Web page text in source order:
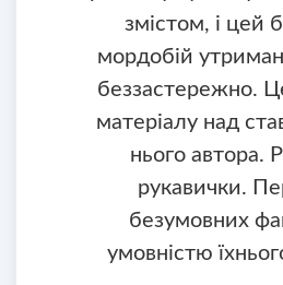
змістом, і цей
мордобій
беззастережно.
матеріалу над
нього автора.
рукавички.
безумовних
умовністю